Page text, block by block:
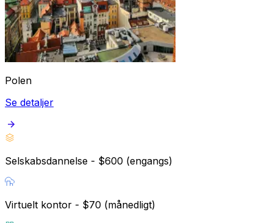
Polen
Se detaljer
Selskabsdannelse - $600 (engangs)
Virtuelt kontor - $70 (månedligt)